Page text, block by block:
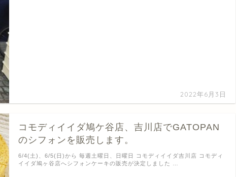
2022年6月3日
コモディイイダ鳩ケ谷店、吉川店でGATOPAN
のシフォンを販売します。
6/4(土)、6/5(日)から 毎週土曜日、日曜日 コモディイイダ吉川店 コモディ
イイダ鳩ヶ谷店へシフォンケーキの販売が決定しました …